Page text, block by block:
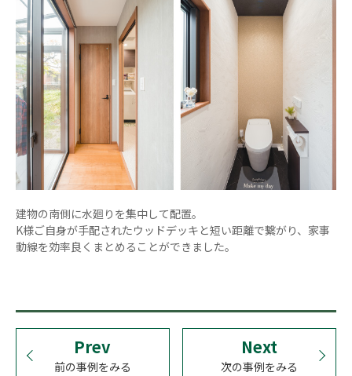
建物の南側に水廻りを集中して配置。
K様ご自身が手配されたウッドデッキと短い距離で繋がり、家事
動線を効率良くまとめることができました。
Prev
前の事例をみる
Next
次の事例をみる